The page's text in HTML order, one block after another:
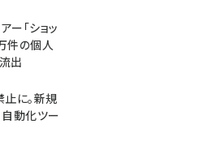
ー「ショッ
件の個人
出
に。新規
自動化ツー